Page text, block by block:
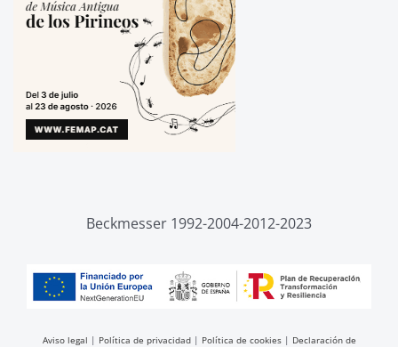
Beckmesser 1992-2004-2012-2023
Aviso legal | Política de privacidad| Política de cookies| Declaración de